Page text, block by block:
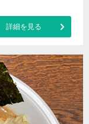
詳細を見る